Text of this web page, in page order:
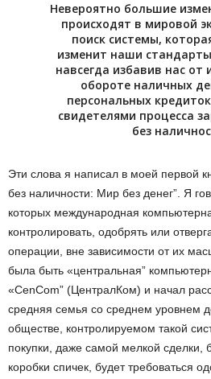
Невероятно большие
происходят в мировой
поиск системы,
изменит наши
навсегда избавив нас от
обороте наличных
персональных
свидетелями процесса
без
Эти слова я написал в моей первой
без наличности: Мир без денег”. Я
которых международная
контролировать, одобрять или
операции, вне зависимости от их
была быть «центральная”
«CenCom” (ЦентралКом) и начал
средняя семья со среднем уровнем
обществе, контролируемом такой
покупки, даже самой мелкой сделки,
коробки спичек, будет требоваться